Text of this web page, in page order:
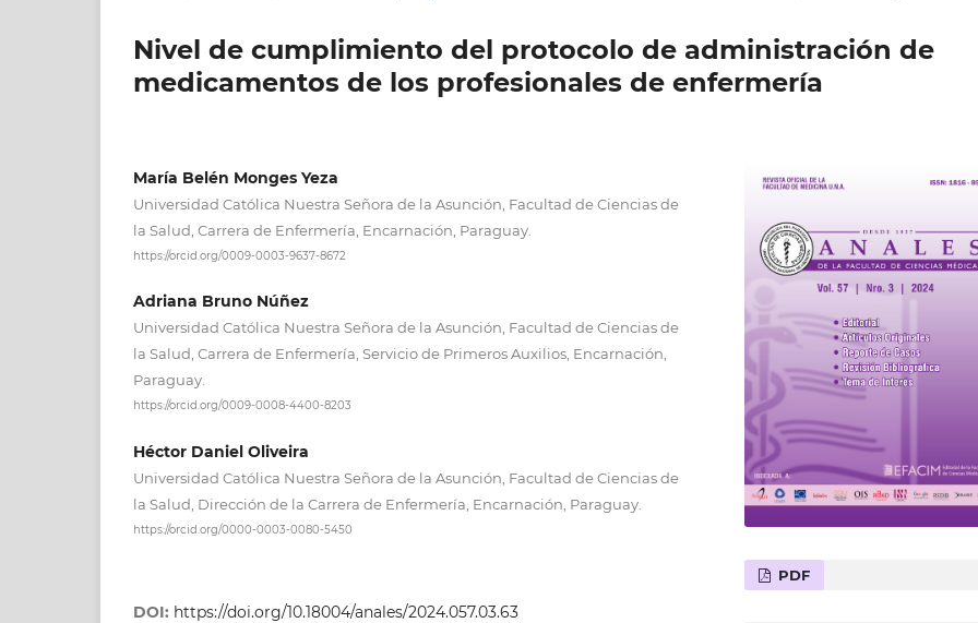
Nivel de cumplimiento del protocolo de administración de
medicamentos de los profesionales de enfermería
María Belén Monges Yeza
Universidad Católica Nuestra Señora de la Asunción, Facultad de Ciencias de
la Salud, Carrera de Enfermería, Encarnación, Paraguay.
https://orcid.org/0009-0003-9637-8672
Adriana Bruno Núñez
Universidad Católica Nuestra Señora de la Asunción, Facultad de Ciencias de
la Salud, Carrera de Enfermería, Servicio de Primeros Auxilios, Encarnación,
Paraguay.
https://orcid.org/0009-0008-4400-8203
Héctor Daniel Oliveira
Universidad Católica Nuestra Señora de la Asunción, Facultad de Ciencias de
la Salud, Dirección de la Carrera de Enfermería, Encarnación, Paraguay.
https://orcid.org/0000-0003-0080-5450
DOI: https://doi.org/10.18004/anales/2024.057.03.63
PDF